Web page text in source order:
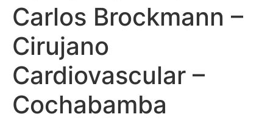
Carlos Brockmann –
Cirujano
Cardiovascular –
Cochabamba